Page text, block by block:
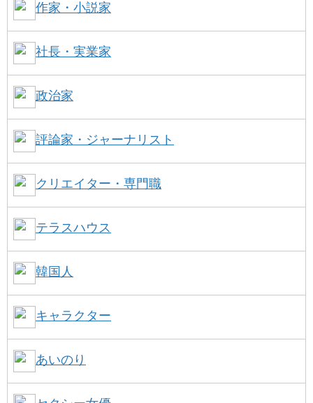
作家・小説家
社長・実業家
政治家
評論家・ジャーナリスト
クリエイター・専門職
テラスハウス
韓国人
キャラクター
あいのり